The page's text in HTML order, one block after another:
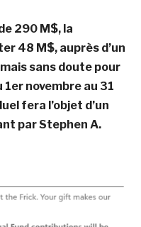
290 M$, la
48 M$, auprès d’un
sans doute pour
novembre au 31
fera l’objet d’un
par Stephen A.